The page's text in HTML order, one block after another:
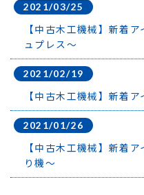
2021/03/25
【中古木工機械】新着
ュプレス～
2021/02/19
【中古木工機械】新着
2021/01/26
【中古木工機械】新着
り機～